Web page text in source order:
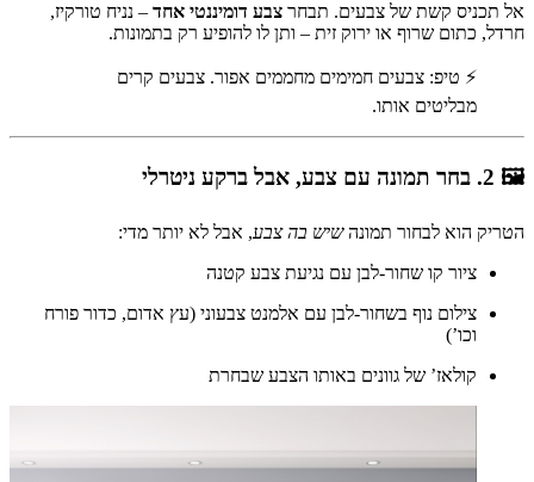
אל תכניס קשת של צבעים. תבחר צבע דומיננטי אחד – נניח טורקיז,
חרדל, כתום שרוף או ירוק זית – ותן לו להופיע רק בתמונות.
⚡ טיפ: צבעים חמימים מחממים אפור. צבעים קרים
מבליטים אותו.
🖼 2. בחר תמונה עם צבע, אבל ברקע ניטרלי
הטריק הוא לבחור תמונהשיש בה צבע, אבל לא יותר מדי:
ציור קו שחור-לבן עם נגיעת צבע קטנה
צילום נוף בשחור-לבן עם אלמנט צבעוני (עץ אדום, כדור פורח
וכו’)
קולאז’ של גוונים באותו הצבע שבחרת